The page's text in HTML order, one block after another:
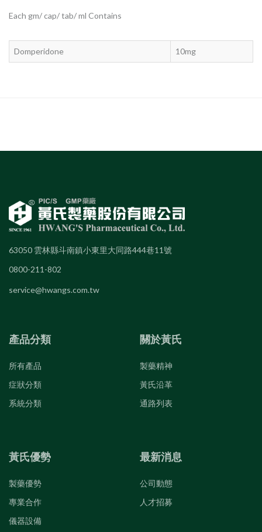
Each gm/ cap/ tab/ ml Contains
Domperidone 10mg
63050 雲林縣斗南鎮小東里大同路444巷11號
0800-211-802
service@hwangs.com.tw
產品分類
所有產品
症狀分類
系統分類
關於黃氏
製藥精神
黃氏沿革
通路列表
黃氏優勢
製藥優勢
專業合作
儀器設備
最新消息
公司動態
人才招募